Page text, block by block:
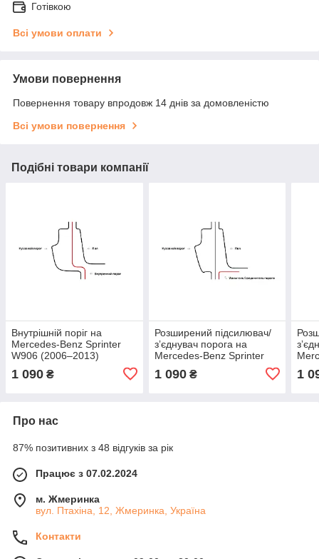
Готівкою
Всі умови оплати
Умови повернення
Повернення товару впродовж 14 днів за домовленістю
Всі умови повернення
Подібні товари компанії
Внутрішній поріг на
Mercedes-Benz Sprinter
W906 (2006–2013)
1 090 ₴
Розширений підсилювач/
зʼєднувач порога на
Mercedes-Benz Sprinter
Ультрадовга база, Лівий
1 090₴ 1
Про нас
87% позитивних з 48 відгуків за рік
Працює з 07.02.2024
м. Жмеринка
вул. Птахіна, 12, Жмеринка, Україна
Контакти